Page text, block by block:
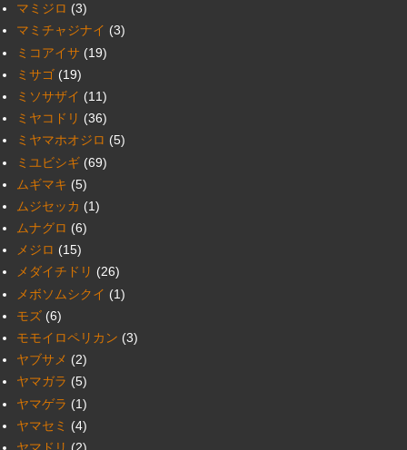
マミジロ (3)
マミチャジナイ (3)
ミコアイサ (19)
ミサゴ (19)
ミソサザイ (11)
ミヤコドリ (36)
ミヤマホオジロ (5)
ミユビシギ (69)
ムギマキ (5)
ムジセッカ (1)
ムナグロ (6)
メジロ (15)
メダイチドリ (26)
メボソムシクイ (1)
モズ (6)
モモイロペリカン (3)
ヤブサメ (2)
ヤマガラ (5)
ヤマゲラ (1)
ヤマセミ (4)